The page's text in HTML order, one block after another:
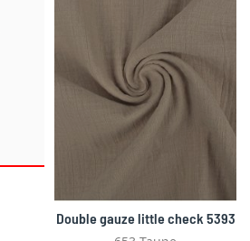
Double gauze little check 5393